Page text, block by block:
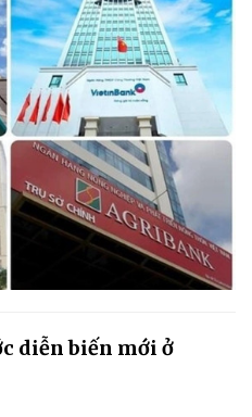
diễn biến mới ở